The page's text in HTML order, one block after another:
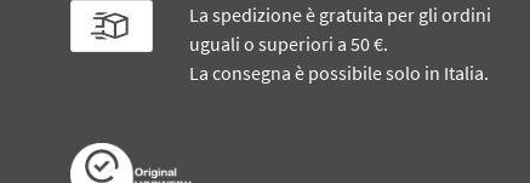
La spedizione è gratuita per gli ordini
uguali o superiori a 50 €.
La consegna è possibile solo in Italia.